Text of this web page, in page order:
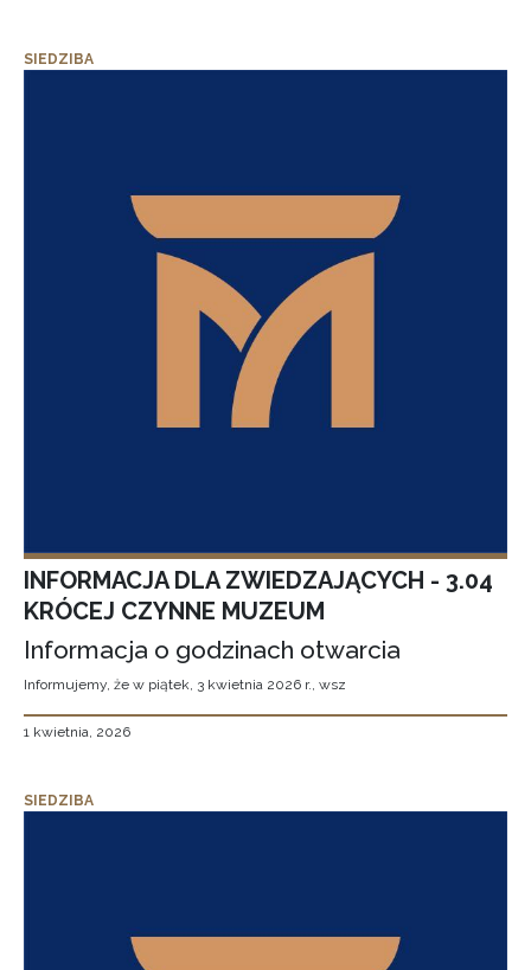
SIEDZIBA
INFORMACJA DLA ZWIEDZAJĄCYCH - 3.04
KRÓCEJ CZYNNE MUZEUM
Informacja o godzinach otwarcia
Informujemy, że w piątek, 3 kwietnia 2026 r., wsz
1 kwietnia, 2026
SIEDZIBA